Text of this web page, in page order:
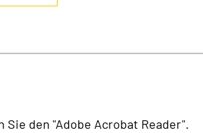
den "Adobe Acrobat Reader".